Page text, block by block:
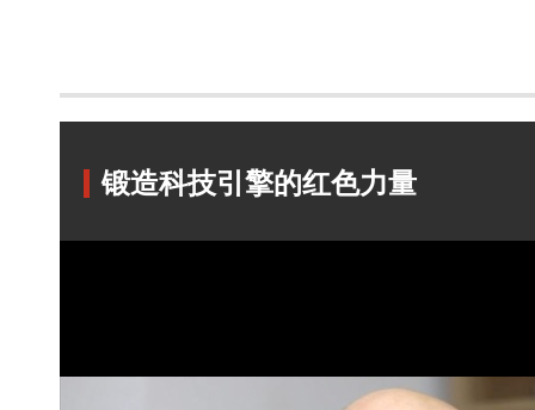
锻造科技引擎的红色力量